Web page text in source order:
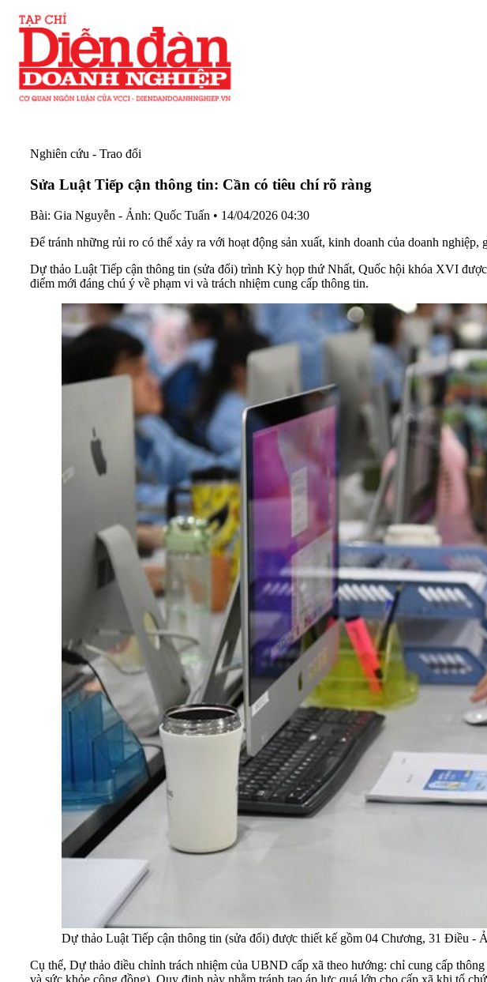
Nghiên cứu - Trao đổi
Sửa Luật Tiếp cận thông tin: Cần có tiêu chí rõ ràng
Bài: Gia Nguyễn - Ảnh: Quốc Tuấn • 14/04/2026 04:30
Để tránh những rủi ro có thể xảy ra với hoạt động sản xuất, kinh doanh của doanh
Dự thảo Luật Tiếp cận thông tin (sửa đổi) trình Kỳ họp thứ Nhất, Quốc hội khóa XVI
điểm mới đáng chú ý về phạm vi và trách nhiệm cung cấp thông tin.
Dự thảo Luật Tiếp cận thông tin (sửa đổi) được thiết kế gồm 04 Chương, 31 Điều -
Cụ thể, Dự thảo điều chỉnh trách nhiệm của UBND cấp xã theo hướng: chỉ cung cấp